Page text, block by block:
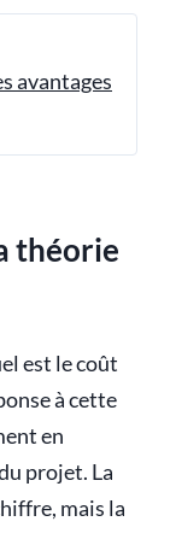
avantages
théorie
est le coût
à cette
en
projet. La
mais la